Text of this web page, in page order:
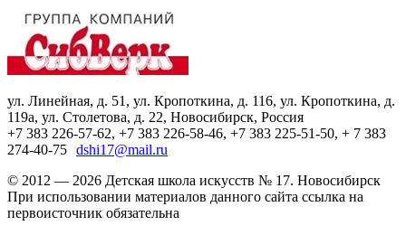
ул. Линейная, д. 51, ул. Кропоткина, д. 116, ул. Кропоткина, д.
119а, ул. Столетова, д. 22, Новосибирск, Россия
+7 383 226-57-62, +7 383 226-58-46, +7 383 225-51-50, + 7 383
274-40-75 dshi17@mail.ru
© 2012 — 2026 Детская школа искусств № 17. Новосибирск
При использовании материалов данного сайта ссылка на
первоисточник обязательна